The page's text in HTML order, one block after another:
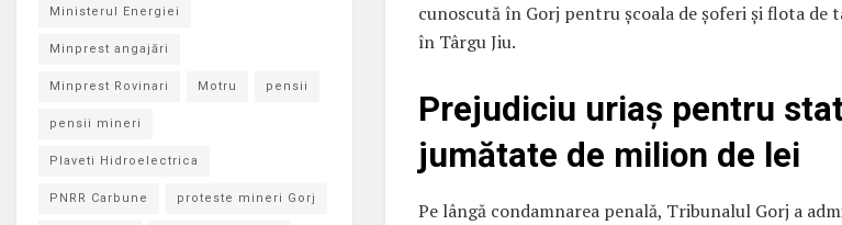
cunoscută în Gorj pentru școala de șoferi și flota de
în Târgu Jiu.
Prejudiciu uriaș pentru
jumătate de milion de lei
Pe lângă condamnarea penală, Tribunalul Gorj a
Ministerul Energiei
Minprest angajări
Minprest Rovinari Motru pensii
pensii mineri
Plaveti Hidroelectrica
PNRR Carbune proteste mineri Gorj